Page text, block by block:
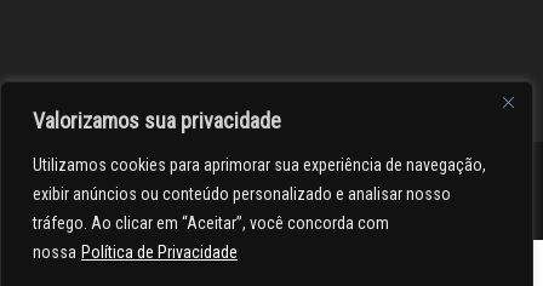
Valorizamos sua privacidade
Utilizamos cookies para aprimorar sua experiência de navegação,
exibir anúncios ou conteúdo personalizado e analisar nosso
tráfego. Ao clicar em “Aceitar”, você concorda com
nossa Política de Privacidade
><(((º> 17